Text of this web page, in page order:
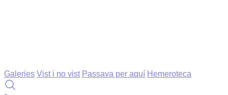
Galeries Vist i no vist Passava per aquí Hemeroteca